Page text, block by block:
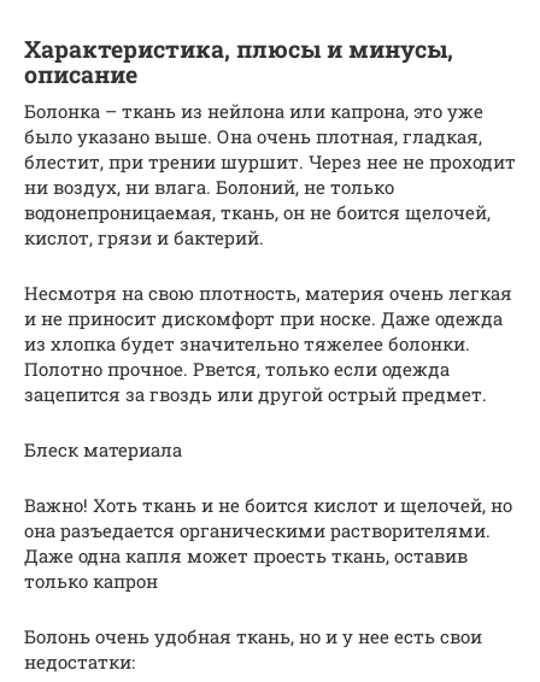
Характеристика, плюсы и минусы,
описание
Болонка – ткань из нейлона или капрона, это уже
было указано выше. Она очень плотная, гладкая,
блестит, при трении шуршит. Через нее не проходит
ни воздух, ни влага. Болоний, не только
водонепроницаемая, ткань, он не боится щелочей,
кислот, грязи и бактерий.
Несмотря на свою плотность, материя очень легкая
и не приносит дискомфорт при носке. Даже одежда
из хлопка будет значительно тяжелее болонки.
Полотно прочное. Рвется, только если одежда
зацепится за гвоздь или другой острый предмет.
Блеск материала
Важно! Хоть ткань и не боится кислот и щелочей, но
она разъедается органическими растворителями.
Даже одна капля может проесть ткань, оставив
только капрон
Болонь очень удобная ткань, но и у нее есть свои
недостатки: